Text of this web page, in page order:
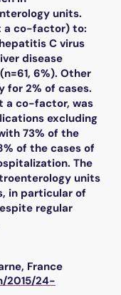
units.
a co-factor) to:
C virus
disease
6%). Other
for 2% of cases.
a co-factor, was
excluding
73% of the
of the cases of
The
units
in particular of
regular
France
2015/24-